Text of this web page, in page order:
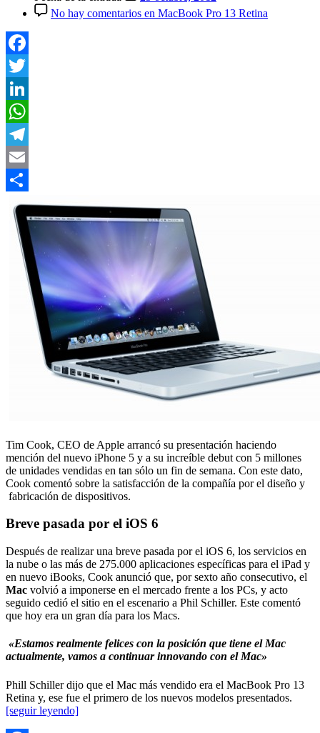
No hay comentarios en MacBook Pro 13 Retina
Facebook
Twitter
LinkedIn
WhatsApp
Telegram
Email
Compartir
Tim Cook, CEO de Apple arrancó su presentación haciendo
mención del nuevo iPhone 5 y a su increíble debut con 5 millones
de unidades vendidas en tan sólo un fin de semana. Con este dato,
Cook comentó sobre la satisfacción de la compañía por el diseño y
fabricación de dispositivos.
Breve pasada por el iOS 6
Después de realizar una breve pasada por el iOS 6, los servicios en
la nube o las más de 275.000 aplicaciones específicas para el iPad y
en nuevo iBooks, Cook anunció que, por sexto año consecutivo, el
Mac volvió a imponerse en el mercado frente a los PCs, y acto
seguido cedió el sitio en el escenario a Phil Schiller. Este comentó
que hoy era un gran día para los Macs.
«Estamos realmente felices con la posición que tiene el Mac
actualmente, vamos a continuar innovando con el Mac»
Phill Schiller dijo que el Mac más vendido era el MacBook Pro 13
Retina y, ese fue el primero de los nuevos modelos presentados.
[seguir leyendo]